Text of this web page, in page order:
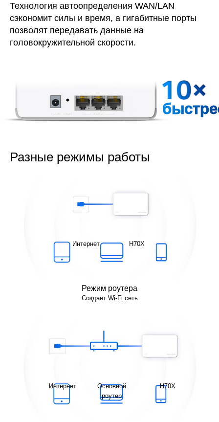
Технология автоопределения WAN/LAN
сэкономит силы и время, а гигабитные порты
позволят передавать данные на
головокружительной скорости.
Разные режимы работы
Интернет H70X
Режим роутера
Создаёт Wi-Fi сеть
Интернет
Основной
роутер
H70X